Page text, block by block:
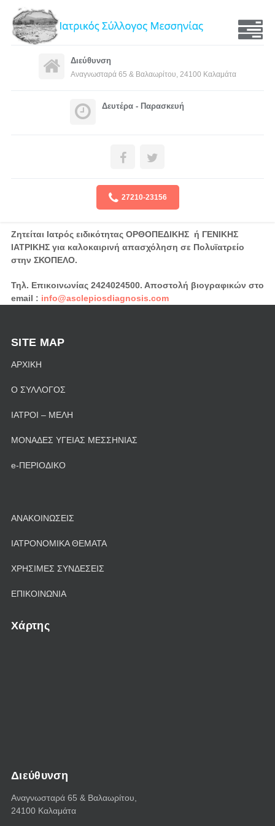
Διεύθυνση
Αναγνωσταρά 65 & Bαλαωρίτου, 24100 Καλαμάτα
Δευτέρα - Παρασκευή
27210-23156
Ζητείται Iατρός ειδικότητας ΟΡΘΟΠΕΔΙΚΗΣ ή ΓΕΝΙΚΗΣ
ΙΑΤΡΙΚΗΣ για καλοκαιρινή απασχόληση σε Πολυϊατρείο
στην ΣΚΟΠΕΛΟ.
Τηλ. Επικοινωνίας 2424024500. Αποστολή βιογραφικών στο
email : info@asclepiosdiagnosis.com
SITE MAP
ΑΡΧΙΚΗ
Ο ΣΥΛΛΟΓΟΣ
ΙΑΤΡΟΙ – ΜΕΛΗ
ΜΟΝΑΔΕΣ ΥΓΕΙΑΣ ΜΕΣΣΗΝΙΑΣ
e-ΠΕΡΙΟΔΙΚΟ
ΑΝΑΚΟΙΝΩΣΕΙΣ
ΙΑΤΡΟΝΟΜΙΚΑ ΘΕΜΑΤΑ
ΧΡΗΣΙΜΕΣ ΣΥΝΔΕΣΕΙΣ
ΕΠΙΚΟΙΝΩΝΙΑ
Χάρτης
Διεύθυνση
Αναγνωσταρά 65 & Bαλαωρίτου,
24100 Καλαμάτα